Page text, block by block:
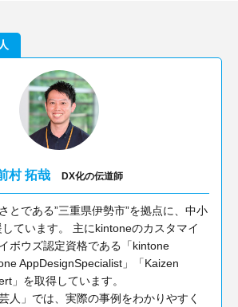
村 拓哉 DX化の伝道師
とである”三重県伊勢市”を拠点に、中小
ています。 主にkintoneのカスタマイ
ボウズ認定資格である「kintone
AppDesignSpecialist」「Kaizen
」を取得しています。
人」では、実際の事例をわかりやすく